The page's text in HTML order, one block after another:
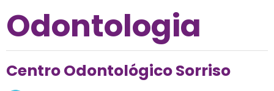
Odontologia
Centro Odontológico Sorriso